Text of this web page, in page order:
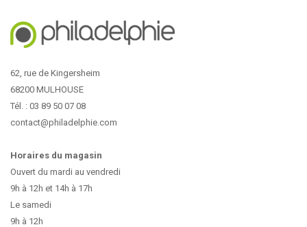
62, rue de Kingersheim
68200 MULHOUSE
Tél. : 03 89 50 07 08
contact@philadelphie.com
Horaires du magasin
Ouvert du mardi au vendredi
9h à 12h et 14h à 17h
Le samedi
9h à 12h